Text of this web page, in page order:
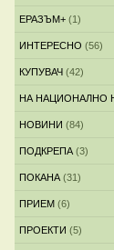
ЕРАЗЪМ+ (1)
ИНТЕРЕСНО (56)
КУПУВАЧ (42)
НА НАЦИОНАЛНО
НОВИНИ (84)
ПОДКРЕПА (3)
ПОКАНА (31)
ПРИЕМ (6)
ПРОЕКТИ (5)